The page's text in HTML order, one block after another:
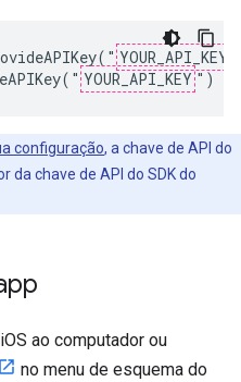
YOUR_API_KEY
YOUR_API_KEY ")
configuração, a chave de API do
da chave de API do SDK do
ao computador ou
no menu de esquema do